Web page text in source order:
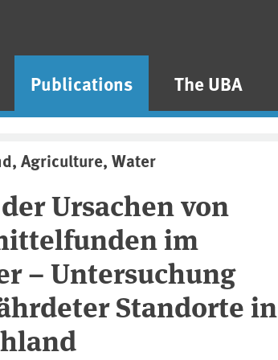
Publications The UBA
Agriculture, Water
Ursachen von
im
– Untersuchung
Standorte in